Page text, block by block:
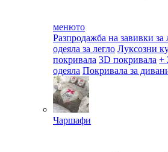
менюто
Разпродажба на завивки за
одеяла за легло Луксозни
покривала 3D покривала +
одеяла Покривала за
Чаршафи